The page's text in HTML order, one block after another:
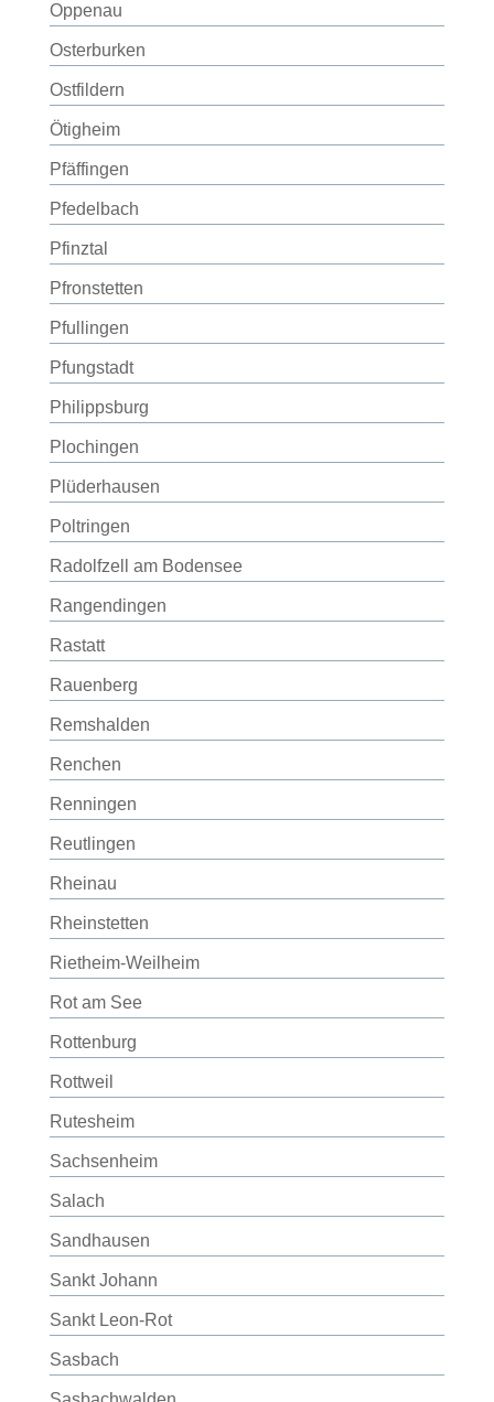
Oppenau
Osterburken
Ostfildern
Ötigheim
Pfäffingen
Pfedelbach
Pfinztal
Pfronstetten
Pfullingen
Pfungstadt
Philippsburg
Plochingen
Plüderhausen
Poltringen
Radolfzell am Bodensee
Rangendingen
Rastatt
Rauenberg
Remshalden
Renchen
Renningen
Reutlingen
Rheinau
Rheinstetten
Rietheim-Weilheim
Rot am See
Rottenburg
Rottweil
Rutesheim
Sachsenheim
Salach
Sandhausen
Sankt Johann
Sankt Leon-Rot
Sasbach